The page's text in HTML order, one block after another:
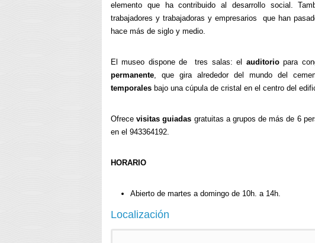
elemento que ha contribuido al desarrollo social.
trabajadores y trabajadoras y empresarios que han
hace más de siglo y medio.
El museo dispone de tres salas: el auditoriopara
permanente, que gira alrededor del mundo del
temporales bajo una cúpula de cristal en el centro del
Ofrecevisitas guiadas gratuitas a grupos de más de 6
en el 943364192.
HORARIO
Abierto de martes a domingo de 10h. a 14h.
Localización